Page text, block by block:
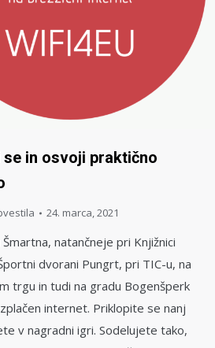
in osvoji praktično
24. marca, 2021
natančneje pri Knjižnici
dvorani Pungrt, pri TIC-u, na
trgu in tudi na gradu Bogenšperk
internet. Priklopite se nanj
v nagradni igri. Sodelujete tako,